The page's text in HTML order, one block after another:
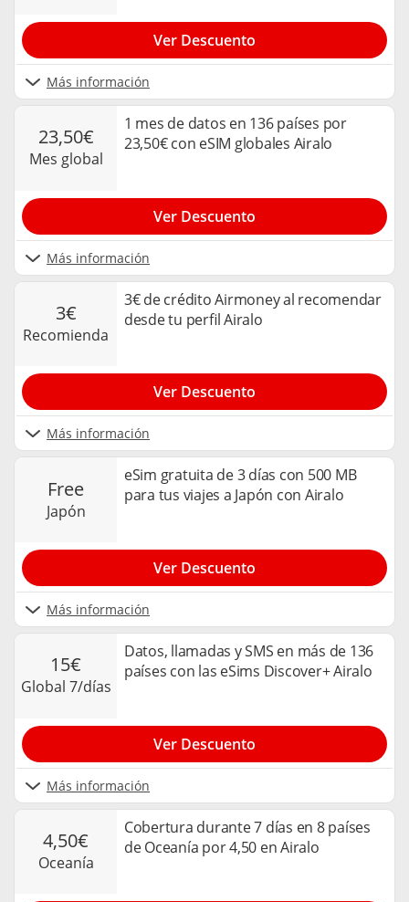
Más información
Ver Descuento
23,50€
mes global
1 mes de datos en 136 países por
23,50€ con eSIM globales Airalo
Más información
Ver Descuento
3€
recomienda
3€ de crédito Airmoney al recomendar
desde tu perfil Airalo
Más información
Ver Descuento
free
japón
eSim gratuita de 3 días con 500 MB
para tus viajes a Japón con Airalo
Más información
Ver Descuento
15€
global 7/días
Datos, llamadas y SMS en más de 136
países con las eSims Discover+ Airalo
Más información
Ver Descuento
4,50€
oceanía
Cobertura durante 7 días en 8 países
de Oceanía por 4,50 en Airalo